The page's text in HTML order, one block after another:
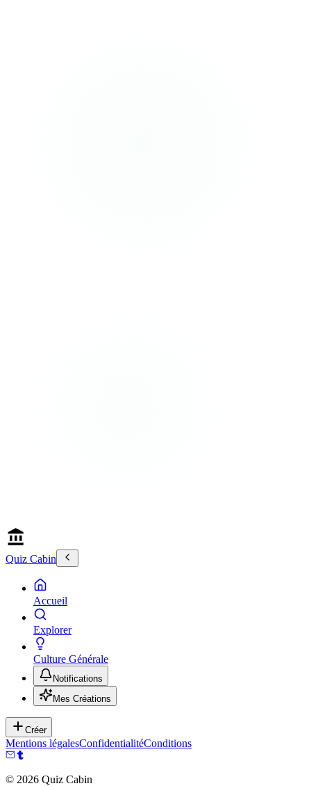
Quiz Cabin
Accueil
Explorer
Culture Générale
Notifications
Mes Créations
Créer
Mentions légalesConfidentialitéConditions
© 2026 Quiz Cabin